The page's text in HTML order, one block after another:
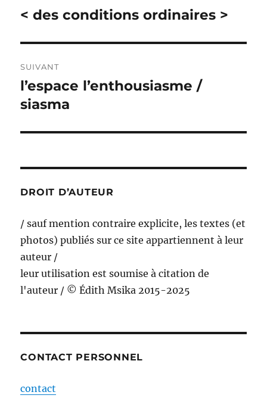
de
Publication
< des conditions ordinaires >
SUIVANT
Publication
suivante :
l’espace l’enthousiasme /
siasma
DROIT D’AUTEUR
/ sauf mention contraire explicite, les textes (et
photos) publiés sur ce site appartiennent à leur
auteur /
leur utilisation est soumise à citation de
l'auteur / © Édith Msika 2015-2025
CONTACT PERSONNEL
contact